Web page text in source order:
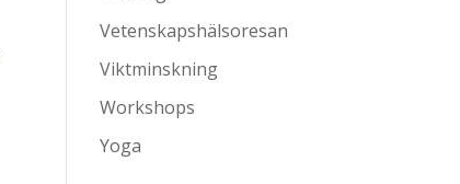
Vetenskapshälsoresan
Viktminskning
Workshops
Yoga